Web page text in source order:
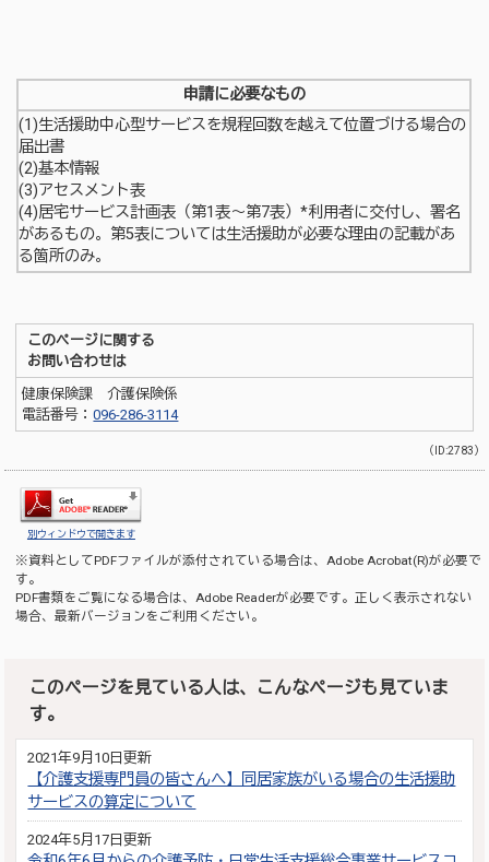
申請に必要なもの
(1)生活援助中心型サービスを規程回数を越えて位置づける場合の
届出書
(2)基本情報
(3)アセスメント表
(4)居宅サービス計画表（第1表～第7表）*利用者に交付し、署名
があるもの。第5表については生活援助が必要な理由の記載があ
る箇所のみ。
このページに関する
お問い合わせは
健康保険課 介護保険係
電話番号：096-286-3114
（ID:2783）
別ウィンドウで開きます
※資料としてPDFファイルが添付されている場合は、 Adobe Acrobat(R)が必要で
す。
PDF書類をご覧になる場合は、 Adobe Readerが必要です。正しく表示されない
場合、最新バージョンをご利用ください。
このページを見ている人は、こんなページも見ていま
す。
2021年9月10日更新
【介護支援専門員の皆さんへ】同居家族がいる場合の生活援助
サービスの算定について
2024年5月17日更新